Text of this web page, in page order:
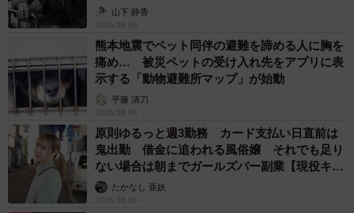
から】山下 静香
2026.08.08
熊本地震でペット同伴の避難を諦める人に胸を
痛め… 被災ペットの受け入れ先をアプリに表
示する「動物避難所マップ」が始動
平藤 清刀
2026.08.08
原則ゆるっと週3勤務 カード支払い日直前は
鬼出勤 借金に追われる風俗嬢 それでも足り
ない場合は朝までガールズバー副業【現役キャ
ストに取材】
たかなし 亜妖
2026.08.08